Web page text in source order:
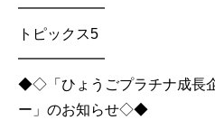
━━━━━━
トピックス5
━━━━━━
◆◇「ひょうごプラチナ成長
ー」のお知らせ◇◆